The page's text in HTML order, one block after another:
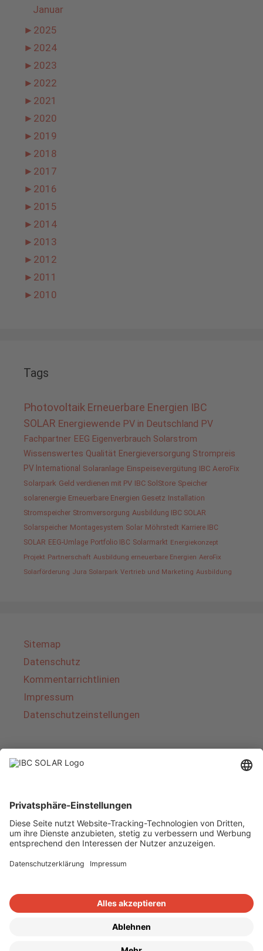
Januar
► 2025
► 2024
► 2023
► 2022
► 2021
► 2020
► 2019
► 2018
► 2017
► 2016
► 2015
► 2014
► 2013
► 2012
► 2011
► 2010
Tags
Photovoltaik Erneuerbare Energien IBC
SOLAR Energiewende PV in Deutschland PV
Fachpartner EEG Eigenverbrauch Solarstrom
Wissenswertes Qualität Energieversorgung Strompreis
PV International Solaranlage Einspeisevergütung IBC AeroFix
Solarpark Geld verdienen mit PV IBC SolStore Speicher
solarenergie Erneuerbare Energien Gesetz Installation
Stromspeicher Stromversorgung Ausbildung IBC SOLAR
Solarspeicher Montagesystem Solar Möhrstedt Karriere IBC
SOLAR EEG-Umlage Portfolio IBC Solarmarkt Energiekonzept
Projekt Partnerschaft Ausbildung erneuerbare Energien AeroFix
Solarförderung Jura Solarpark Vertrieb und Marketing Ausbildung
Sitemap
Datenschutz
Kommentarrichtlinien
Impressum
Datenschutzeinstellungen
Über IBC SOLAR
von Energielösungen und Dienstleistungen im
Bereich Photovoltaik und Speicher. Das
Unternehmen bietet Komplettsysteme an und
deckt das gesamte Spektrum von der Planung
bis zur schlüsselfertigen Übergabe von
Energielösungen für Eigenheime, Gewerbe und
Industrie sowie Solarparks.